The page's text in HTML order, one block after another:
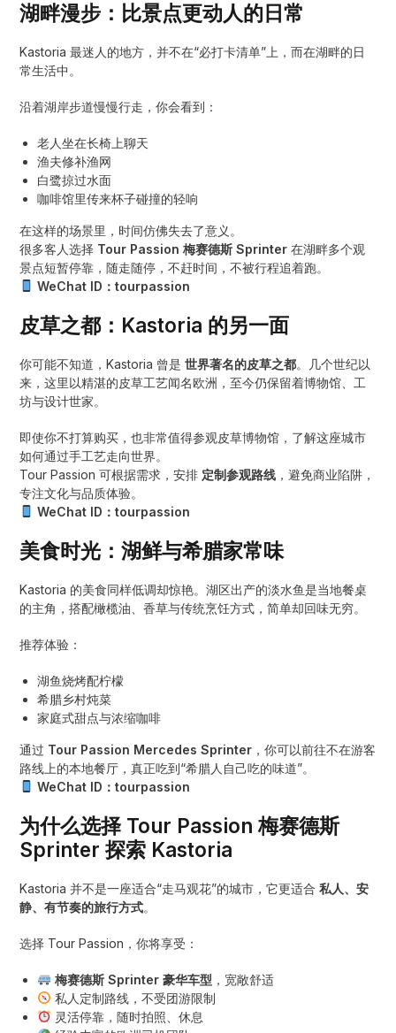
湖畔漫步：比景点更动人的日常
Kastoria 最迷人的地方，并不在“必打卡清单”上，而在湖畔的日
常生活中。
沿着湖岸步道慢慢行走，你会看到：
老人坐在长椅上聊天
渔夫修补渔网
白鹭掠过水面
咖啡馆里传来杯子碰撞的轻响
在这样的场景里，时间仿佛失去了意义。
很多客人选择 Tour Passion 梅赛德斯 Sprinter 在湖畔多个观
景点短暂停靠，随走随停，不赶时间，不被行程追着跑。
WeChat ID：tourpassion
皮草之都：Kastoria 的另一面
你可能不知道，Kastoria 曾是世界著名的皮草之都。几个世纪以
来，这里以精湛的皮草工艺闻名欧洲，至今仍保留着博物馆、工
坊与设计世家。
即使你不打算购买，也非常值得参观皮草博物馆，了解这座城市
如何通过手工艺走向世界。
Tour Passion 可根据需求，安排 定制参观路线 ，避免商业陷阱，
专注文化与品质体验。
WeChat ID：tourpassion
美食时光：湖鲜与希腊家常味
Kastoria 的美食同样低调却惊艳。湖区出产的淡水鱼是当地餐桌
的主角，搭配橄榄油、香草与传统烹饪方式，简单却回味无穷。
推荐体验：
湖鱼烧烤配柠檬
希腊乡村炖菜
家庭式甜点与浓缩咖啡
通过 Tour Passion Mercedes Sprinter ，你可以前往不在游客
路线上的本地餐厅，真正吃到“希腊人自己吃的味道”。
WeChat ID：tourpassion
为什么选择 Tour Passion 梅赛德斯
Sprinter 探索 Kastoria
Kastoria 并不是一座适合“走马观花”的城市，它更适合私人、安
静、有节奏的旅行方式。
选择 Tour Passion，你将享受：
梅赛德斯 Sprinter 豪华车型 ，宽敞舒适
私人定制路线，不受团游限制
灵活停靠，随时拍照、休息